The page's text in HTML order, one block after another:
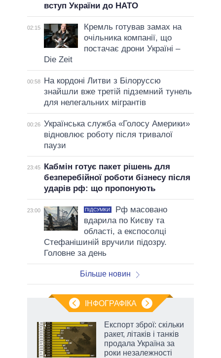
вступ України до НАТО
02:15
Кремль готував замах на
очільника компанії, що
постачає дрони Україні –
Die Zeit
00:58
На кордоні Литви з Білоруссю
знайшли вже третій підземний тунель
для нелегальних мігрантів
00:26 Українська служба «Голосу Америки»
відновлює роботу після тривалої
паузи
23:45
Кабмін готує пакет рішень для
безперебійної роботи бізнесу після
ударів рф: що пропонують
23:00 ПІДСУМКИ
Рф масовано
вдарила по Києву та
області, а експосолці
Стефанішиній вручили підозру.
Головне за день
Більше новин
ІНФОГРАФІКА
Експорт зброї: скільки
ракет, літаків і танків
продала Україна за
роки незалежності